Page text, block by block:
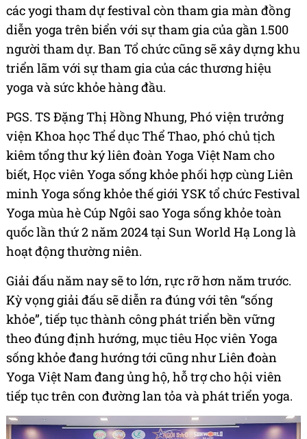
các yogi tham dự festival còn tham gia màn đồng
diễn yoga trên biển với sự tham gia của gần 1.500
người tham dự. Ban Tổ chức cũng sẽ xây dựng khu
triển lãm với sự tham gia của các thương hiệu
yoga và sức khỏe hàng đầu.
PGS. TS Đặng Thị Hồng Nhung, Phó viện trưởng
viện Khoa học Thể dục Thể Thao, phó chủ tịch
kiêm tổng thư ký liên đoàn Yoga Việt Nam cho
biết, Học viên Yoga sống khỏe phối hợp cùng Liên
minh Yoga sống khỏe thế giới YSK tổ chức Festival
Yoga mùa hè Cúp Ngôi sao Yoga sống khỏe toàn
quốc lần thứ 2 năm 2024 tại Sun World Hạ Long là
hoạt động thường niên.
Giải đấu năm nay sẽ to lớn, rực rỡ hơn năm trước.
Kỳ vọng giải đấu sẽ diễn ra đúng với tên “sống
khỏe”, tiếp tục thành công phát triển bền vững
theo đúng định hướng, mục tiêu Học viên Yoga
sống khỏe đang hướng tới cũng như Liên đoàn
Yoga Việt Nam đang ủng hộ, hỗ trợ cho hội viên
tiếp tục trên con đường lan tỏa và phát triển yoga.